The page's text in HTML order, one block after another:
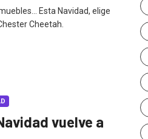
Esta Navidad, elige
Cheetah.
vuelve a